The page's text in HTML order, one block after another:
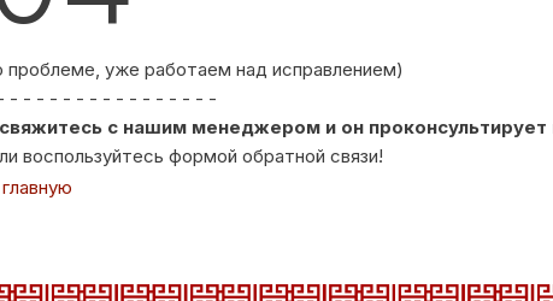
уже работаем над исправлением)
- - - - - - - - - - - - - - - -
с нашим менеджером и он проконсультирует
воспользуйтесь формой обратной связи!